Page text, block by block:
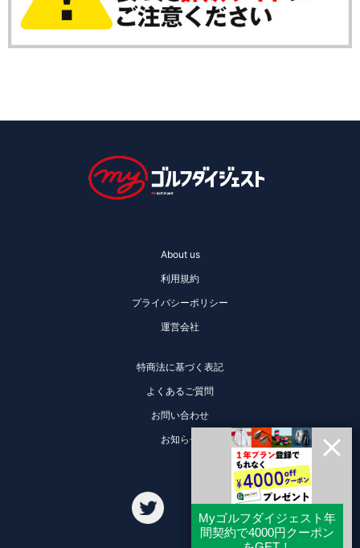
About us
利用規約
プライバシーポリシー
運営会社
特商法に基づく表記
よくあるご質問
お問い合わせ
お知らせ